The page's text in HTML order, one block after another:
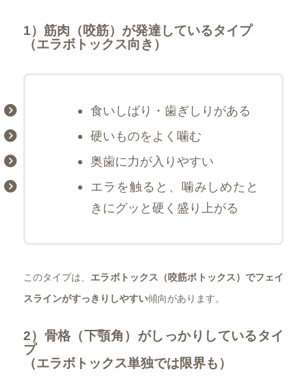
1）筋肉（咬筋）が発達しているタイプ
（エラボトックス向き）
食いしばり・歯ぎしりがある
硬いものをよく噛む
奥歯に力が入りやすい
エラを触ると、噛みしめたと
きにグッと硬く盛り上がる
このタイプは、 エラボトックス（咬筋ボトックス）でフェイ
スラインがすっきりしやすい傾向があります。
2）骨格（下顎角）がしっかりしているタイ
プ
（エラボトックス単独では限界も）